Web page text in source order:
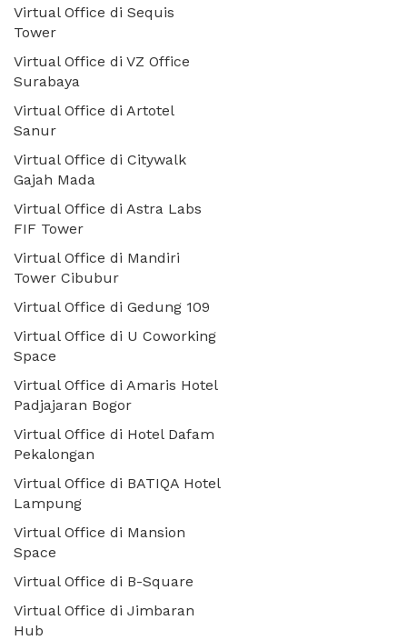
Virtual Office di Sequis
Tower
Virtual Office di VZ Office
Surabaya
Virtual Office di Artotel
Sanur
Virtual Office di Citywalk
Gajah Mada
Virtual Office di Astra Labs
FIF Tower
Virtual Office di Mandiri
Tower Cibubur
Virtual Office di Gedung 109
Virtual Office di U Coworking
Space
Virtual Office di Amaris Hotel
Padjajaran Bogor
Virtual Office di Hotel Dafam
Pekalongan
Virtual Office di BATIQA Hotel
Lampung
Virtual Office di Mansion
Space
Virtual Office di B-Square
Virtual Office di Jimbaran
Hub